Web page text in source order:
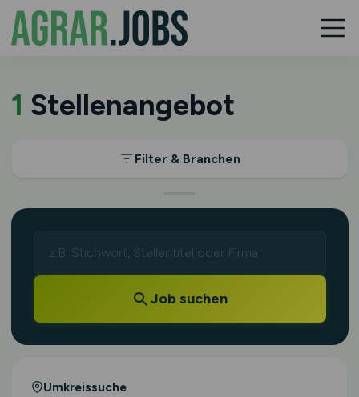
1 Stellenangebot
Filter & Branchen
Job suchen
Umkreissuche